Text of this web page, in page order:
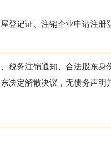
登记证、注销企业申请注册
税务注销通知、合法股东身
决定解散决议，无债务声明